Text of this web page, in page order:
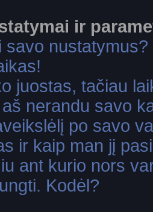
ir
savo nustatymus?
juostas, tačiau
nerandu savo
po savo
ir kaip man jį
ant kurio nors
Kodėl?